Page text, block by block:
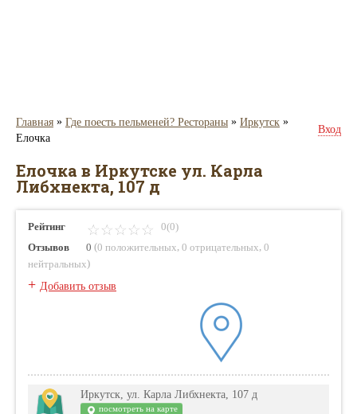
Главная » Где поесть пельменей? Рестораны » Иркутск »
Елочка
Вход
Елочка в Иркутске ул. Карла
Либхнекта, 107 д
Рейтинг
0(0)
Отзывов
0 (0 положительных 0 отрицательных 0
нейтральных)
+ Добавить отзыв
Иркутск, ул. Карла Либхнекта, 107 д
посмотреть на карте